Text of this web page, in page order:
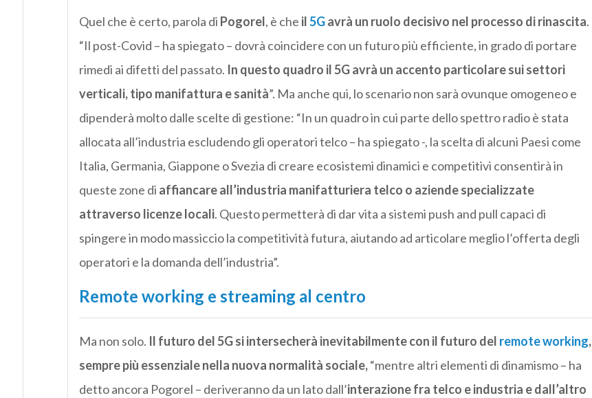
Quel che è certo, parola di Pogorel, è che il5Gavrà un ruolo decisivo nel processo di rinascita.
“Il post-Covid – ha spiegato – dovrà coincidere con un futuro più efficiente, in grado di portare
rimedi ai difetti del passato. In questo quadro il 5G avrà un accento particolare sui settori
verticali, tipo manifattura e sanità”. Ma anche qui, lo scenario non sarà ovunque omogeneo e
dipenderà molto dalle scelte di gestione: “In un quadro in cui parte dello spettro radio è stata
allocata all’industria escludendo gli operatori telco – ha spiegato -, la scelta di alcuni Paesi come
Italia, Germania, Giappone o Svezia di creare ecosistemi dinamici e competitivi consentirà in
queste zone di affiancare all’industria manifatturiera telco o aziende specializzate
attraverso licenze locali. Questo permetterà di dar vita a sistemi push and pull capaci di
spingere in modo massiccio la competitività futura, aiutando ad articolare meglio l’offerta degli
operatori e la domanda dell’industria”.
Remote working e streaming al centro
Ma non solo. Il futuro del 5G si intersecherà inevitabilmente con il futuro del remote working,
sempre più essenziale nella nuova normalità sociale,“mentre altri elementi di dinamismo – ha
detto ancora Pogorel – deriveranno da un lato dall’interazione fra telco e industria e dall’altro